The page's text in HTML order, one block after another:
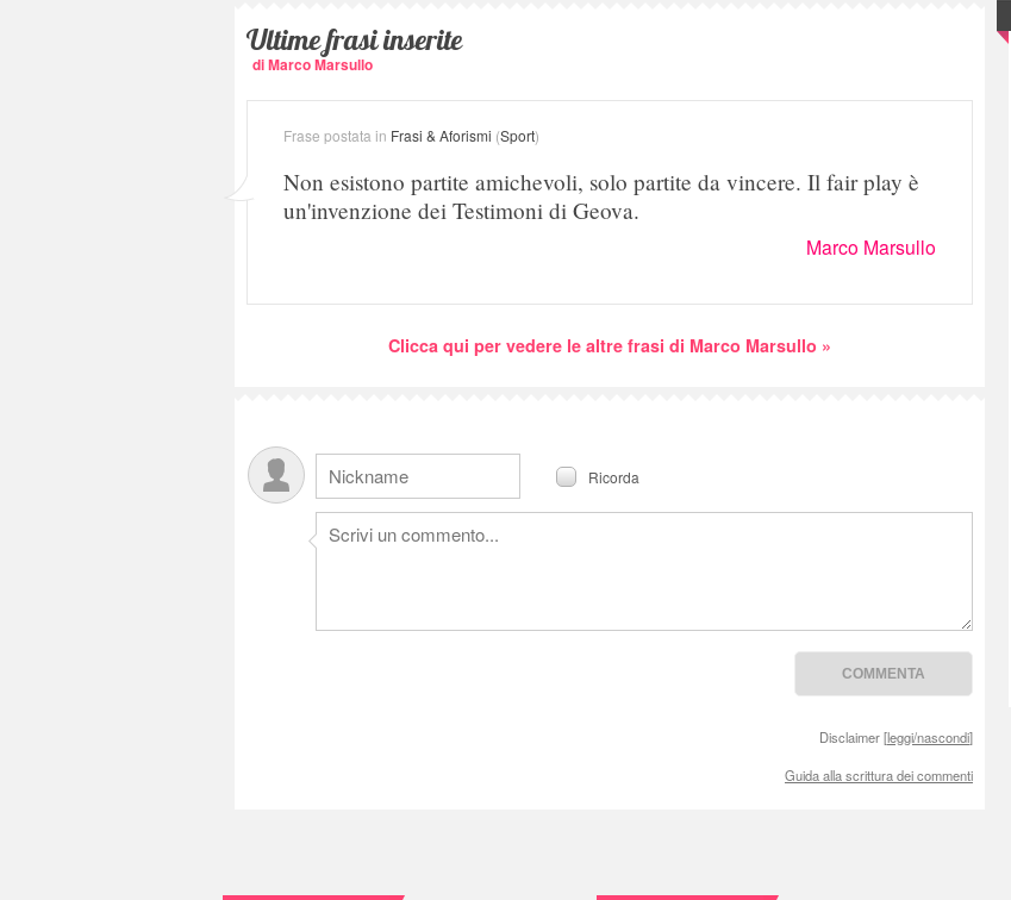
Ultime frasi inserite
di Marco Marsullo
Frase postata in Frasi & Aforismi (Sport)
Non esistono partite amichevoli, solo partite da vincere. Il fair play è
un'invenzione dei Testimoni di Geova.
Marco Marsullo
Clicca qui per vedere le altre frasi di Marco Marsullo »
Ricorda
Disclaimer [leggi/nascondi]
Guida alla scrittura dei commenti